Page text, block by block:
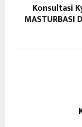
Konsultasi
MASTURBASI